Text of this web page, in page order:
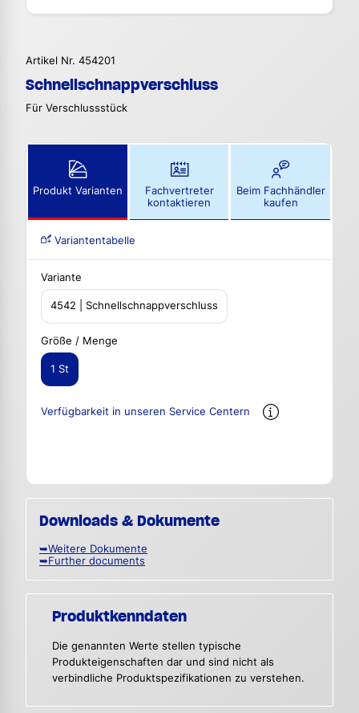
Artikel Nr. 454201
Schnellschnappverschluss
Für Verschlussstück
Produkt Varianten
Fachvertreter
kontaktieren
Beim Fachhändler
kaufen
Variantentabelle
Variante
4542 | Schnellschnappverschluss
Größe / Menge
1 St
Verfügbarkeit in unseren Service Centern
Downloads & Dokumente
➥Weitere Dokumente
➥Further documents
Produktkenndaten
Die genannten Werte stellen typische
Produkteigenschaften dar und sind nicht als
verbindliche Produktspezifikationen zu verstehen.